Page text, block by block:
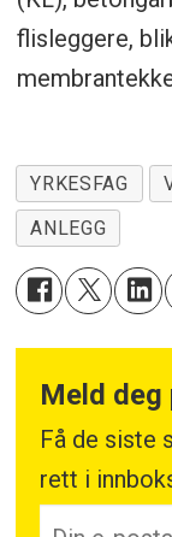
flisleggere,
YRKESFAG
ANLEGG
Meld deg
Få de siste
rett i